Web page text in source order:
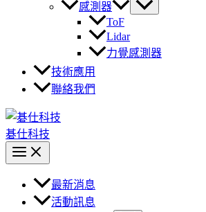
感測器
ToF
Lidar
力覺感測器
技術應用
聯絡我們
碁仕科技
最新消息
活動訊息